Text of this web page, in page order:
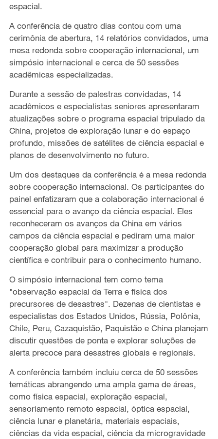
espacial.
A conferência de quatro dias contou com uma
cerimônia de abertura, 14 relatórios convidados, uma
mesa redonda sobre cooperação internacional, um
simpósio internacional e cerca de 50 sessões
acadêmicas especializadas.
Durante a sessão de palestras convidadas, 14
acadêmicos e especialistas seniores apresentaram
atualizações sobre o programa espacial tripulado da
China, projetos de exploração lunar e do espaço
profundo, missões de satélites de ciência espacial e
planos de desenvolvimento no futuro.
Um dos destaques da conferência é a mesa redonda
sobre cooperação internacional. Os participantes do
painel enfatizaram que a colaboração internacional é
essencial para o avanço da ciência espacial. Eles
reconheceram os avanços da China em vários
campos da ciência espacial e pediram uma maior
cooperação global para maximizar a produção
científica e contribuir para o conhecimento humano.
O simpósio internacional tem como tema
"observação espacial da Terra e física dos
precursores de desastres". Dezenas de cientistas e
especialistas dos Estados Unidos, Rússia, Polônia,
Chile, Peru, Cazaquistão, Paquistão e China planejam
discutir questões de ponta e explorar soluções de
alerta precoce para desastres globais e regionais.
A conferência também incluiu cerca de 50 sessões
temáticas abrangendo uma ampla gama de áreas,
como física espacial, exploração espacial,
sensoriamento remoto espacial, óptica espacial,
ciência lunar e planetária, materiais espaciais,
ciências da vida espacial, ciência da microgravidade